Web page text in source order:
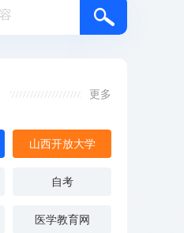
更多
山西开放大学
自考
医学教育网